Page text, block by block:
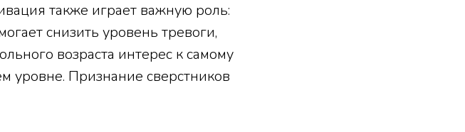
также играет важную роль:
снизить уровень тревоги,
возраста интерес к самому
уровне. Признание сверстников